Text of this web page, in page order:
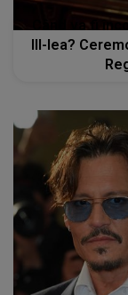
Când va fi
III-lea?